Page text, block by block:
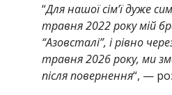
“Для нашої сім’ї дуже
травня 2022 року мій
“Азовсталі”, і рівно
травня 2026 року, ми
після повернення“, —